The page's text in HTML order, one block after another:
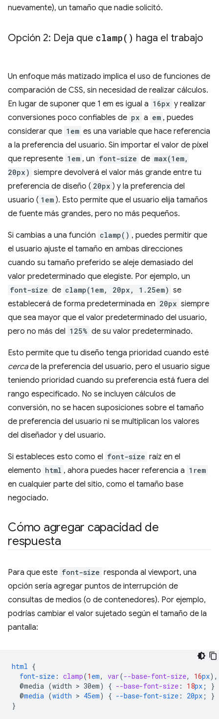
nuevamente), un tamaño que nadie solicitó.
Opción 2: Deja que clamp( ) haga el trabajo
Un enfoque más matizado implica el uso de funciones de
comparación de CSS, sin necesidad de realizar cálculos.
En lugar de suponer que 1 em es igual a 16px y realizar
conversiones poco confiables de px a em , puedes
considerar que 1em es una variable que hace referencia
a la preferencia del usuario. Sin importar el valor de píxel
que represente 1em , un font-size de max(1em,
20px) siempre devolverá el valor más grande entre tu
preferencia de diseño ( 20px ) y la preferencia del
usuario ( 1em ). Esto permite que el usuario elija tamaños
de fuente más grandes, pero no más pequeños.
Si cambias a una función clamp() , puedes permitir que
el usuario ajuste el tamaño en ambas direcciones
cuando su tamaño preferido se aleje demasiado del
valor predeterminado que elegiste. Por ejemplo, un
font-size de clamp(1em, 20px, 1.25em) se
establecerá de forma predeterminada en 20px siempre
que sea mayor que el valor predeterminado del usuario,
pero no más del 125% de su valor predeterminado.
Esto permite que tu diseño tenga prioridad cuando esté
cercade la preferencia del usuario, pero el usuario sigue
teniendo prioridad cuando su preferencia está fuera del
rango especificado. No se incluyen cálculos de
conversión, no se hacen suposiciones sobre el tamaño
de preferencia del usuario ni se multiplican los valores
del diseñador y del usuario.
Si estableces esto como el font-size raíz en el
elemento html , ahora puedes hacer referencia a 1rem
en cualquier parte del sitio, como el tamaño base
negociado.
Cómo agregar capacidad de
respuesta
Para que este font-size responda al viewport, una
opción sería agregar puntos de interrupción de
consultas de medios (o de contenedores). Por ejemplo,
podrías cambiar el valor sujetado según el tamaño de la
pantalla:
html {
font-size : clamp(1 em, var(--base-font-size, 16px),
@media (width > 30em) { --base-font-size : 18px ;
}
@media (width > 45em) { --base-font-size : 20px ;
}
}